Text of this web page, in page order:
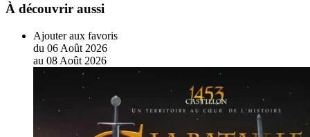
À découvrir aussi
Ajouter aux favoris
du 06 Août 2026
au 08 Août 2026